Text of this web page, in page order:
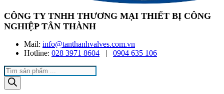
CÔNG TY TNHH THƯƠNG MẠI THIẾT BỊ CÔNG
NGHIỆP TÂN THÀNH
Mail: info@tanthanhvalves.com.vn
Hotline: 028 3971 8604 | 0904 635 106
Products
search